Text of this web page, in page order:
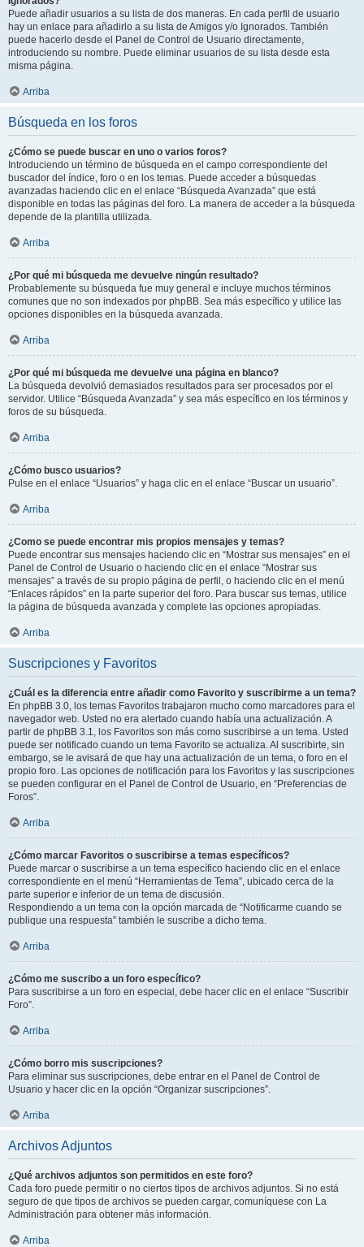
Puede añadir usuarios a su lista de dos maneras. En cada perfil de usuario
hay un enlace para añadirlo a su lista de Amigos y/o Ignorados. También
puede hacerlo desde el Panel de Control de Usuario directamente,
introduciendo su nombre. Puede eliminar usuarios de su lista desde esta
misma página.
Arriba
Búsqueda en los foros
¿Cómo se puede buscar en uno o varios foros?
Introduciendo un término de búsqueda en el campo correspondiente del
buscador del índice, foro o en los temas. Puede acceder a búsquedas
avanzadas haciendo clic en el enlace “Búsqueda Avanzada” que está
disponible en todas las páginas del foro. La manera de acceder a la búsqueda
depende de la plantilla utilizada.
Arriba
¿Por qué mi búsqueda me devuelve ningún resultado?
Probablemente su búsqueda fue muy general e incluye muchos términos
comunes que no son indexados por phpBB. Sea más específico y utilice las
opciones disponibles en la búsqueda avanzada.
Arriba
¿Por qué mi búsqueda me devuelve una página en blanco?
La búsqueda devolvió demasiados resultados para ser procesados por el
servidor. Utilice “Búsqueda Avanzada” y sea más específico en los términos y
foros de su búsqueda.
Arriba
¿Cómo busco usuarios?
Pulse en el enlace “Usuarios” y haga clic en el enlace “Buscar un usuario”.
Arriba
¿Como se puede encontrar mis propios mensajes y temas?
Puede encontrar sus mensajes haciendo clic en “Mostrar sus mensajes” en el
Panel de Control de Usuario o haciendo clic en el enlace “Mostrar sus
mensajes” a través de su propio página de perfil, o haciendo clic en el menú
“Enlaces rápidos” en la parte superior del foro. Para buscar sus temas, utilice
la página de búsqueda avanzada y complete las opciones apropiadas.
Arriba
Suscripciones y Favoritos
¿Cuál es la diferencia entre añadir como Favorito y suscribirme a un tema?
En phpBB 3.0, los temas Favoritos trabajaron mucho como marcadores para el
navegador web. Usted no era alertado cuando había una actualización. A
partir de phpBB 3.1, los Favoritos son más como suscribirse a un tema. Usted
puede ser notificado cuando un tema Favorito se actualiza. Al suscribirte, sin
embargo, se le avisará de que hay una actualización de un tema, o foro en el
propio foro. Las opciones de notificación para los Favoritos y las suscripciones
se pueden configurar en el Panel de Control de Usuario, en “Preferencias de
Foros”.
Arriba
¿Cómo marcar Favoritos o suscribirse a temas específicos?
Puede marcar o suscribirse a un tema específico haciendo clic en el enlace
correspondiente en el menú “Herramientas de Tema”, ubicado cerca de la
parte superior e inferior de un tema de discusión.
Respondiendo a un tema con la opción marcada de “Notificarme cuando se
publique una respuesta” también le suscribe a dicho tema.
Arriba
¿Cómo me suscribo a un foro específico?
Para suscribirse a un foro en especial, debe hacer clic en el enlace “Suscribir
Foro”.
Arriba
¿Cómo borro mis suscripciones?
Para eliminar sus suscripciones, debe entrar en el Panel de Control de
Usuario y hacer clic en la opción “Organizar suscripciones”.
Arriba
Archivos Adjuntos
¿Qué archivos adjuntos son permitidos en este foro?
Cada foro puede permitir o no ciertos tipos de archivos adjuntos. Si no está
seguro de que tipos de archivos se pueden cargar, comuníquese con La
Administración para obtener más información.
Arriba